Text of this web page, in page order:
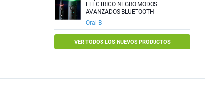
ELÉCTRICO NEGRO MODOS
AVANZADOS BLUETOOTH
Oral-B
VER TODOS LOS NUEVOS PRODUCTOS